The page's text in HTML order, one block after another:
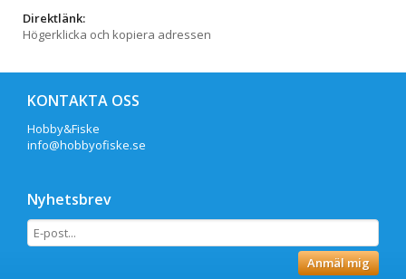
Direktlänk:
Högerklicka och kopiera adressen
KONTAKTA OSS
Hobby&Fiske
info@hobbyofiske.se
Nyhetsbrev
Anmäl mig